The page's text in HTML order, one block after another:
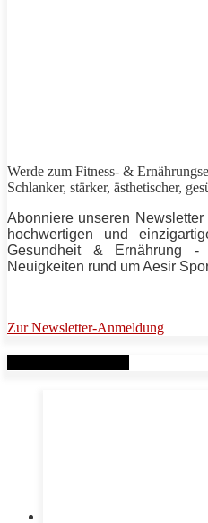
Werde zum Fitness- &
Schlanker, stärker, ästhetischer,
Abonniere unseren
hochwertigen und
Gesundheit & Ernährung -
Neuigkeiten rund umAesir
Zur Newsletter-Anmeldung